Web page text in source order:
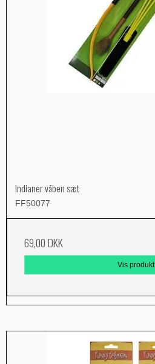
Indianer våben sæt
FF50077
69,00 DKK
Vis produkt